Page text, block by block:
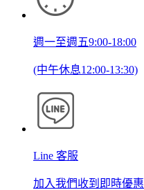
週一至週五9:00-18:00
(中午休息12:00-13:30)
Line 客服
加入我們收到即時優惠